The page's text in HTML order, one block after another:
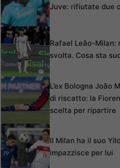
Juve: rifiutate due
Rafael Leão-Milan:
svolta. Cosa sta
L’ex Bologna João
di riscatto: la
scelta per ripartire
Il Milan ha il suo
impazzisce per lui